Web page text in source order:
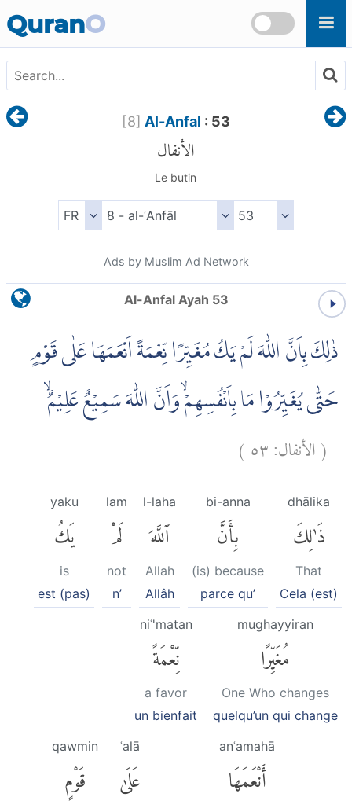
QuranO
[8] Al-Anfal : 53
الأنفال
Le butin
Ads by Muslim Ad Network
Al-Anfal Ayah 53
ذٰلِكَ بِاَنَّ اللّٰهَ لَمْ يَكُ مُغَيِّرًا نِّعْمَةً اَنْعَمَهَا عَلٰى قَوْمٍ
حَتّٰى يُغَيِّرُوْا مَا بِاَنْفُسِهِمْۙ وَاَنَّ اللّٰهَ سَمِيْعٌ عَلِيْمٌۙ
(الأنفال:٥٣)
dhālika
ذَٰلِكَ
That
Cela (est)
bi-anna
بِأَنَّ
(is) because
parce qu’
l-laha
ٱللَّهَ
Allah
Allâh
lam
لَمْ
not
n’
yaku
يَكُ
is
est (pas)
mughayyiran
مُغَيِّرًا
One Who changes
quelqu’un qui change
niʿ'matan
نِّعْمَةً
a favor
un bienfait
anʿamahā
أَنْعَمَهَا
ʿalā
عَلَىٰ
qawmin
قَوْمٍ